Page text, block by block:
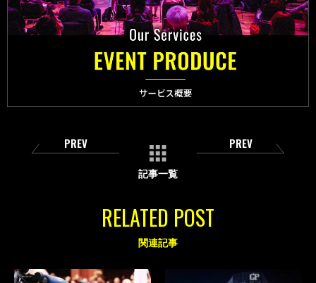
PREV
記事一覧
PREV
RELATED POST
関連記事